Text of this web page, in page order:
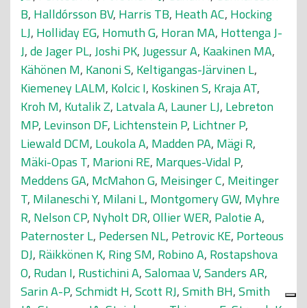
B, Halldórsson BV, Harris TB, Heath AC, Hocking
LJ, Holliday EG, Homuth G, Horan MA, Hottenga J-
J,de Jager PL,Joshi PK,Jugessur A, Kaakinen MA,
Kähönen M, Kanoni S, Keltigangas-Järvinen L,
Kiemeney LALM, Kolcic I, Koskinen S, Kraja AT,
Kroh M, Kutalik Z, Latvala A, Launer LJ, Lebreton
MP, Levinson DF, Lichtenstein P, Lichtner P,
Liewald DCM, Loukola A, Madden PA, Mägi R,
Mäki-Opas T, Marioni RE, Marques-Vidal P,
Meddens GA, McMahon G, Meisinger C, Meitinger
T, Milaneschi Y, Milani L, Montgomery GW, Myhre
R, Nelson CP, Nyholt DR,Ollier WER, Palotie A,
Paternoster L, Pedersen NL, Petrovic KE, Porteous
DJ, Räikkönen K, Ring SM, Robino A, Rostapshova
O, Rudan I, Rustichini A,Salomaa V,Sanders AR,
Sarin A-P,Schmidt H,Scott RJ,Smith BH,Smith